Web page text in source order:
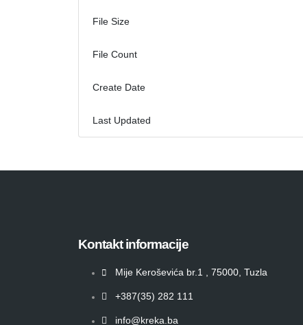
File Size
File Count
Create Date
Last Updated
Kontakt informacije
Mije Keroševića br.1 , 75000, Tuzla
+387(35) 282 111
info@kreka.ba